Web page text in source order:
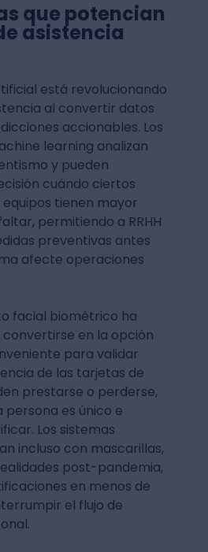
que potencian
asistencia
está revolucionando
al convertir datos
accionables. Los
learning analizan
y pueden
cuándo ciertos
tienen mayor
permitiendo a RRHH
preventivas antes
afecte operaciones
facial biométrico ha
en la opción
para validar
de las tarjetas de
prestarse o perderse,
es único e
Los sistemas
incluso con mascarillas,
post-pandemia,
en menos de
el flujo de